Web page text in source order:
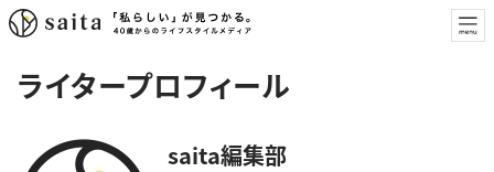
ライタープロフィール
saita編集部